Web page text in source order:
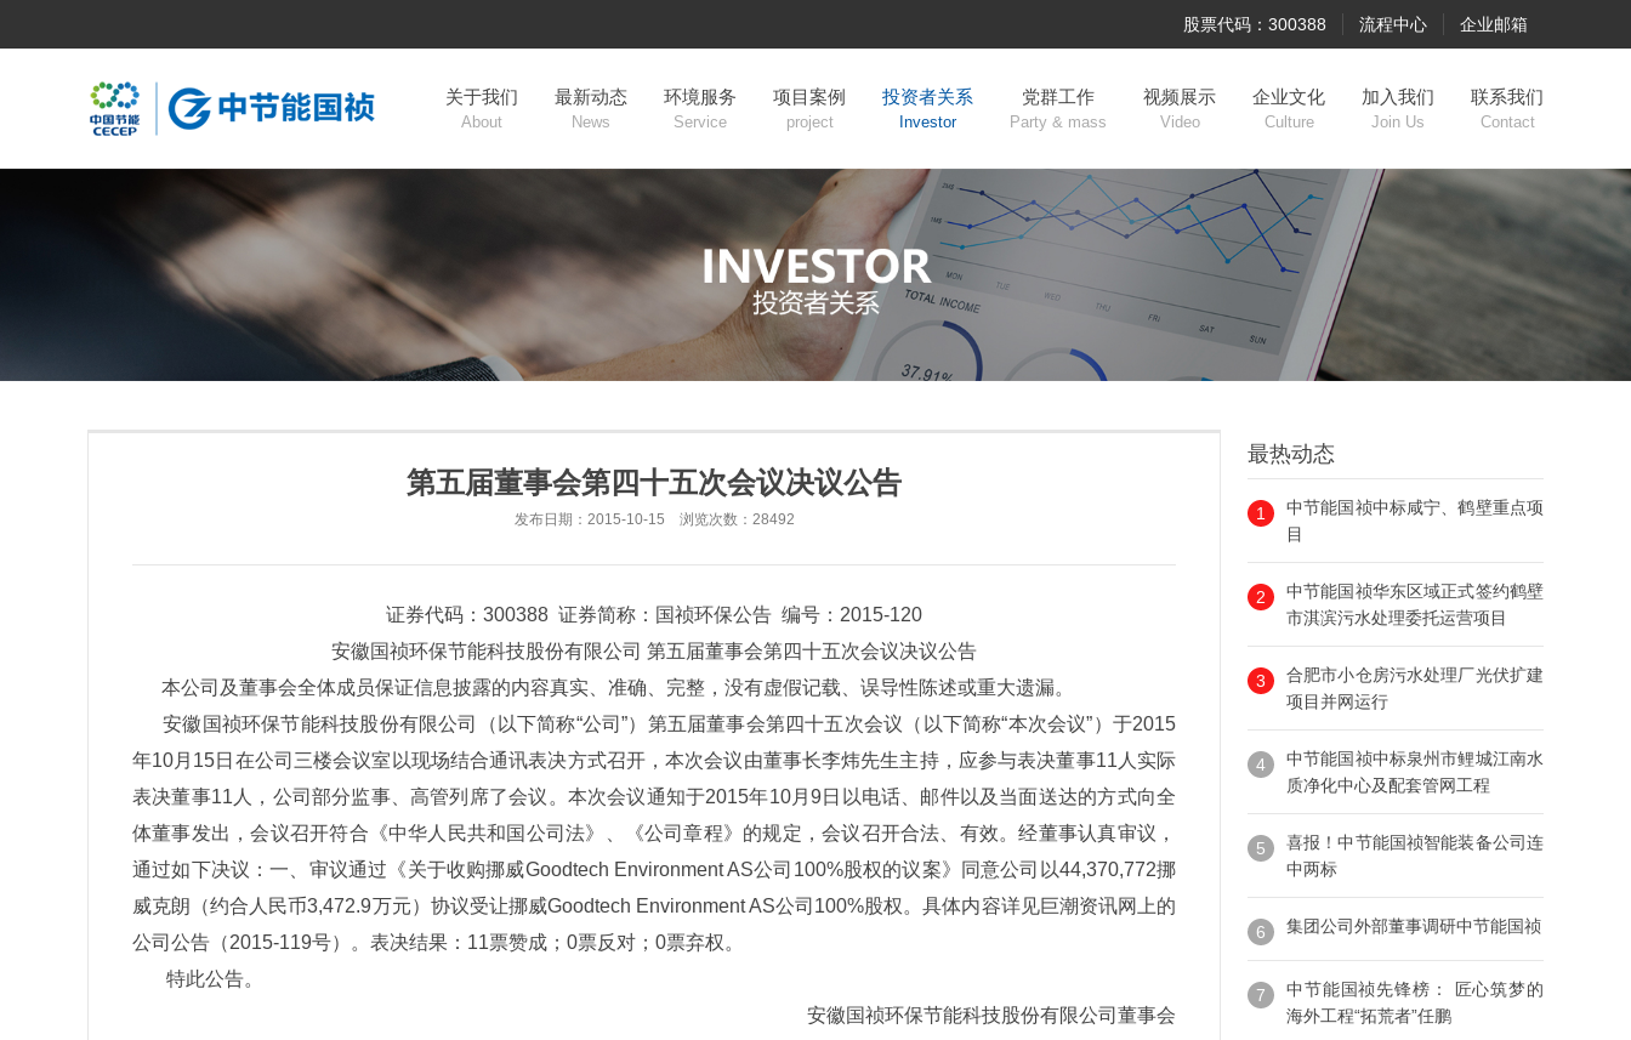
企业邮箱
流程中心
股票代码：300388
关于我们
About
最新动态
News
环境服务
Service
项目案例
project
投资者关系
Investor
党群工作
Party & mass
视频展示
Video
企业文化
Culture
加入我们
Join Us
联系我们
Contact
第五届董事会第四十五次会议决议公告
发布日期：2015-10-15 浏览次数：28492
证券代码：300388 证券简称：国祯环保公告 编号：2015-120
安徽国祯环保节能科技股份有限公司 第五届董事会第四十五次会议决议公告
本公司及董事会全体成员保证信息披露的内容真实、准确、完整，没有虚假记载、误导性陈述或重大遗漏。
安徽国祯环保节能科技股份有限公司（以下简称“公司”）第五届董事会第四十五次会议（以下简称“本次会议”）于2015
年10月15日在公司三楼会议室以现场结合通讯表决方式召开，本次会议由董事长李炜先生主持，应参与表决董事11人实际
表决董事11人，公司部分监事、高管列席了会议。本次会议通知于2015年10月9日以电话、邮件以及当面送达的方式向全
体董事发出，会议召开符合《中华人民共和国公司法》、《公司章程》的规定，会议召开合法、有效。经董事认真审议，
通过如下决议：一、审议通过《关于收购挪威Goodtech Environment AS公司100%股权的议案》同意公司以44,370,772挪
威克朗（约合人民币3,472.9万元）协议受让挪威Goodtech Environment AS公司100%股权。具体内容详见巨潮资讯网上的
公司公告（2015-119号）。表决结果：11票赞成；0票反对；0票弃权。
特此公告。
安徽国祯环保节能科技股份有限公司董事会
最热动态
1
中节能国祯中标咸宁、鹤壁重点项
目
2
中节能国祯华东区域正式签约鹤壁
市淇滨污水处理委托运营项目
3
合肥市小仓房污水处理厂光伏扩建
项目并网运行
4
中节能国祯中标泉州市鲤城江南水
质净化中心及配套管网工程
5
喜报！中节能国祯智能装备公司连
中两标
6 集团公司外部董事调研中节能国祯
7
中节能国祯先锋榜： 匠心筑梦的
海外工程“拓荒者”任鹏